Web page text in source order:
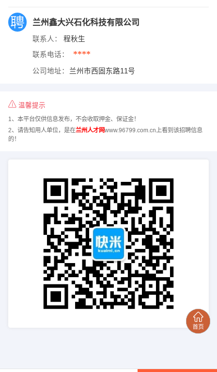
兰州鑫大兴石化科技有限公司
联系人： 程秋生
联系电话： ****
公司地址： 兰州市西固东路11号
温馨提示
1、本平台仅供信息发布，不会收取押金、保证金！
2、请告知用人单位，是在兰州人才网www.96799.com.cn上看到该招聘信息
的！